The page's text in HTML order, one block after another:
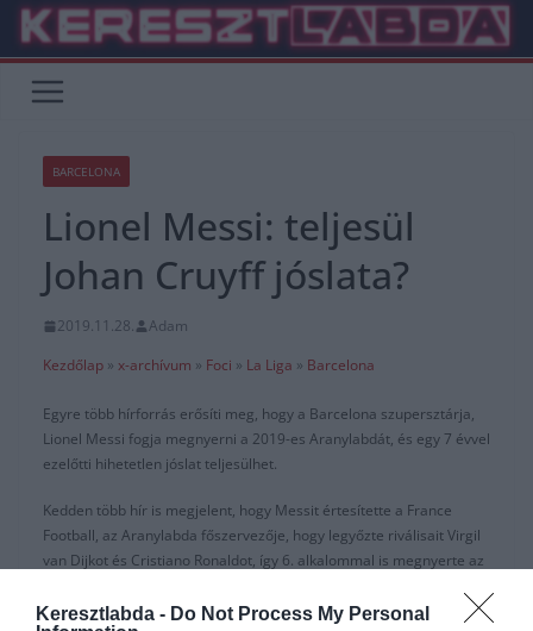
Keresztlabda - Do Not Process My Personal
Skip
content
BARCELONA
Lionel Messi: teljesül
Johan Cruyff jóslata?
2019.11.28.
Adam
Kezdőlap » x-archívum » Foci » La Liga » Barcelona
Egyre több hírforrás erősíti meg, hogy a Barcelona szupersztárja,
Lionel Messi fogja megnyerni a 2019-es Aranylabdát, és egy 7 évvel
ezelőtti hihetetlen jóslat teljesülhet.
Kedden több hír is megjelent, hogy Messit értesítette a France
Football, az Aranylabda főszervezője, hogy legyőzte riválisait Virgil
van Dijkot és Cristiano Ronaldot, így 6. alkalommal is megnyerte az